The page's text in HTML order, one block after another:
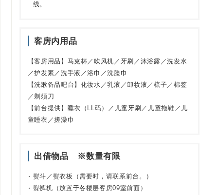
线。
客房内用品
【客房用品】马克杯／吹风机／牙刷／沐浴露／洗发水
／护发素／洗手液／浴巾／洗脸巾
【洗漱备品吧台】化妆水／乳液／卸妆液／梳子／棉签
／剃须刀
【前台提供】睡衣（LL码）／儿童牙刷／儿童拖鞋／儿
童睡衣／搓澡巾
出借物品 ※数量有限
熨斗／熨衣板（需要时，请联系前台。）
熨裤机（放置于各楼层客房09室前面）